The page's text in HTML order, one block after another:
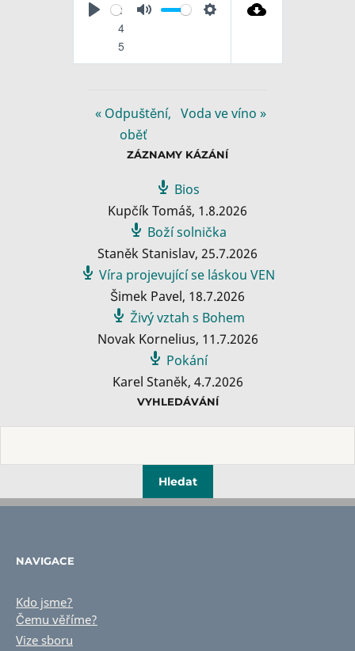
P
:
4
5
M
S
n
s
« Odpuštění,
oběť
Voda ve víno »
ZÁZNAMY KÁZÁNÍ
Bios
Kupčík Tomáš, 1.8.2026
Boží solnička
Staněk Stanislav, 25.7.2026
Víra projevující se láskou VEN
Šimek Pavel, 18.7.2026
Živý vztah s Bohem
Novak Kornelius, 11.7.2026
Pokání
Karel Staněk, 4.7.2026
VYHLEDÁVÁNÍ
NAVIGACE
Kdo jsme?
Čemu věříme?
Vize sboru